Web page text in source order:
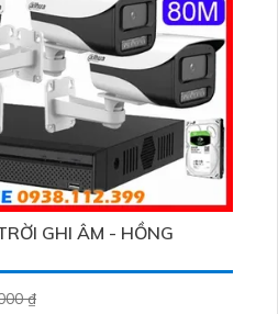
GHI ÂM - HỒNG
₫